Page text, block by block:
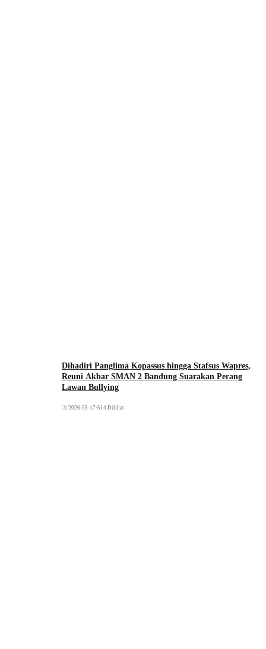
Dihadiri Panglima Kopassus hingga Stafsus Wapres,
Reuni Akbar SMAN 2 Bandung Suarakan Perang
Lawan Bullying
2026-05-17 •514 Dilihat